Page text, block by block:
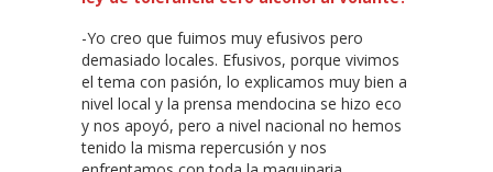
-Yo creo que fuimos muy efusivos pero
demasiado locales. Efusivos, porque vivimos
el tema con pasión, lo explicamos muy bien a
nivel local y la prensa mendocina se hizo eco
y nos apoyó, pero a nivel nacional no hemos
tenido la misma repercusión y nos